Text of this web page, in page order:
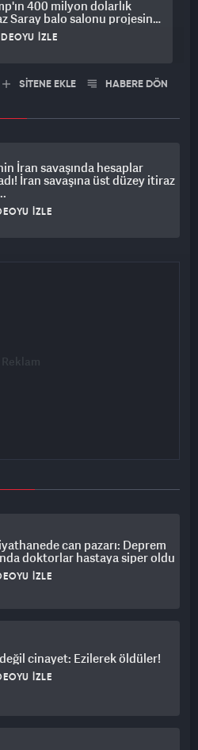
400 milyon dolarlık
Saray balo salonu projesine
İZLE
SİTENE EKLE HABERE DÖN
İran savaşında hesaplar
İran savaşına üst düzey itiraz
İZLE
can pazarı: Deprem
doktorlar hastaya siper oldu
İZLE
cinayet: Ezilerek öldüler!
İZLE